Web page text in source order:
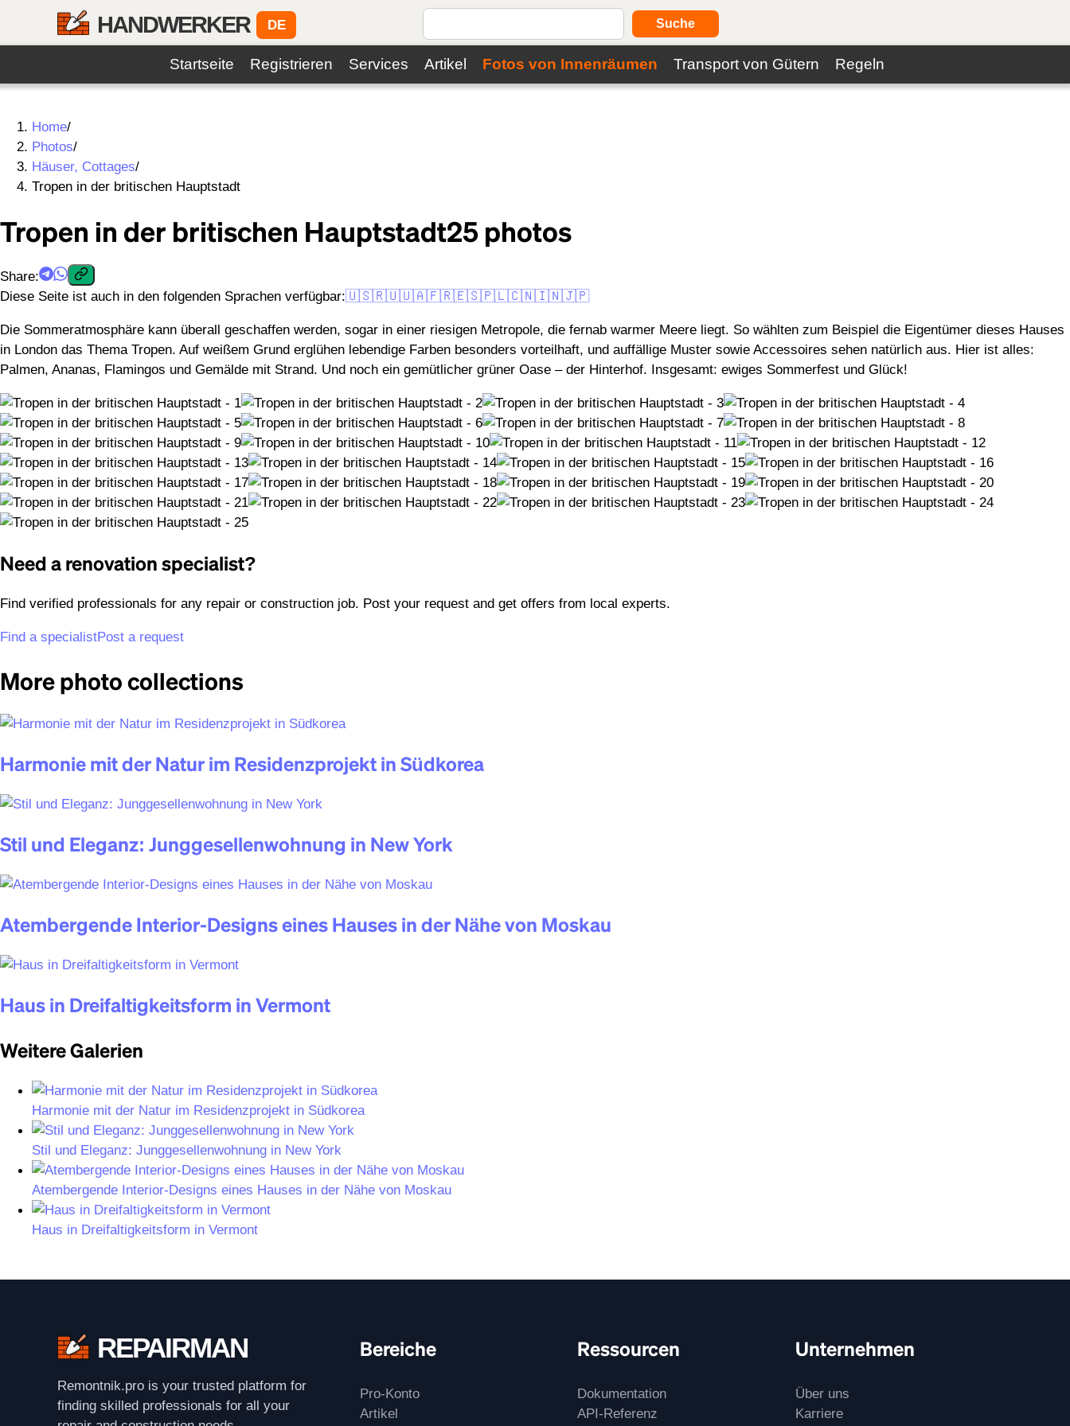
HANDWERKER DE Suche
Startseite Registrieren Services Artikel Fotos von Innenräumen Transport von Gütern Regeln
Home/
Photos/
Häuser, Cottages/
Tropen in der britischen Hauptstadt
Tropen in der britischen Hauptstadt25 photos
Share:
Diese Seite ist auch in den folgenden Sprachen verfügbar:🇺🇸🇷🇺🇺🇦🇫🇷🇪🇸🇵🇱🇨🇳🇮🇳🇯🇵
Die Sommeratmosphäre kann überall geschaffen werden, sogar in einer riesigen Metropole, die fernab warmer Meere liegt. So wählten zum Beispiel die Eigentümer dieses Hauses
in London das Thema Tropen. Auf weißem Grund erglühen lebendige Farben besonders vorteilhaft, und auffällige Muster sowie Accessoires sehen natürlich aus. Hier ist alles:
Palmen, Ananas, Flamingos und Gemälde mit Strand. Und noch ein gemütlicher grüner Oase – der Hinterhof. Insgesamt: ewiges Sommerfest und Glück!
Need a renovation specialist?
Find verified professionals for any repair or construction job. Post your request and get offers from local experts.
Find a specialistPost a request
More photo collections
Harmonie mit der Natur im Residenzprojekt in Südkorea
Stil und Eleganz: Junggesellenwohnung in New York
Atembergende Interior-Designs eines Hauses in der Nähe von Moskau
Haus in Dreifaltigkeitsform in Vermont
Weitere Galerien
Harmonie mit der Natur im Residenzprojekt in Südkorea
Stil und Eleganz: Junggesellenwohnung in New York
Atembergende Interior-Designs eines Hauses in der Nähe von Moskau
Haus in Dreifaltigkeitsform in Vermont
REPAIRMAN
Remontnik.pro is your trusted platform for
finding skilled professionals for all your
Bereiche
Pro-Konto
Artikel
Ressourcen
Dokumentation
API-Referenz
Unternehmen
Über uns
Karriere